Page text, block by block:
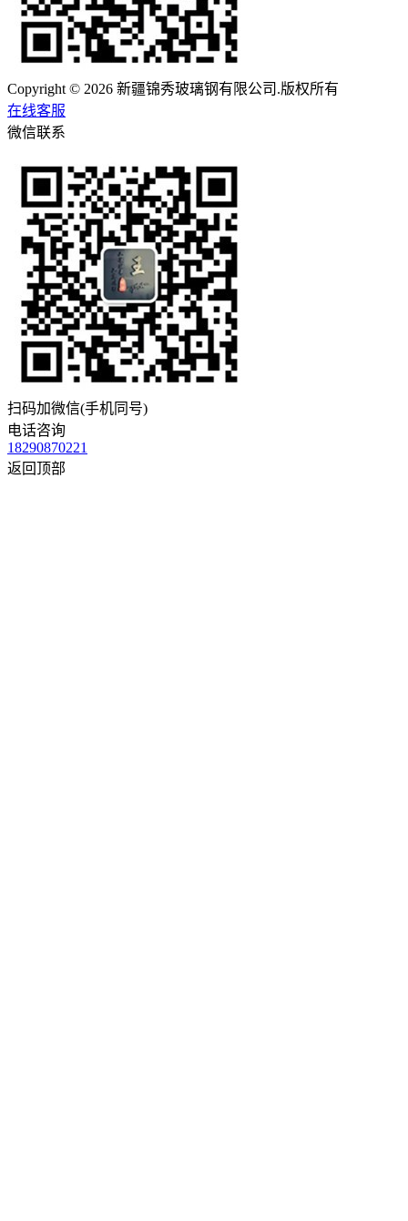
Copyright © 2026 新疆锦秀玻璃钢有限公司.版权所有
在线客服
微信联系
扫码加微信(手机同号)
电话咨询
18290870221
返回顶部